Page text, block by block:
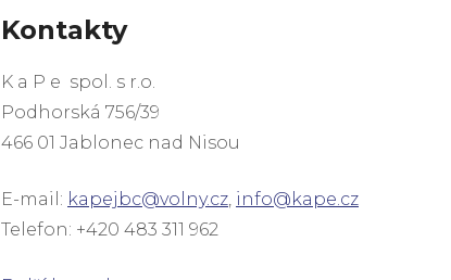
Kontakty
K a P e spol. s r.o.
Podhorská 756/39
466 01 Jablonec nad Nisou
E-mail: kapejbc@volny.cz info@kape.cz
Telefon: +420 483 311 962